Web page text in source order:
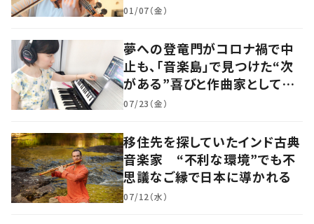
01/07（金）
夢への登竜門がコロナ禍で中
止も、「音楽島」で見つけた“次
がある”喜びと作曲家としての
原点
07/23（金）
移住先を探していたインド古典
音楽家 “不利な環境”でも不
思議なご縁で日本に導かれる
07/12（水）